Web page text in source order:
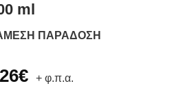
ml
ΠΑΡΑΔΟΣΗ
€ + φ.π.α.